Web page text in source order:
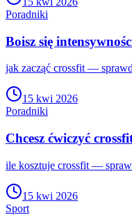
Poradniki
Boisz się
jak zacząć crossfit —
15 kwi 2026
Poradniki
Chcesz ćwiczyć
ile kosztuje crossfit —
15 kwi 2026
Sport